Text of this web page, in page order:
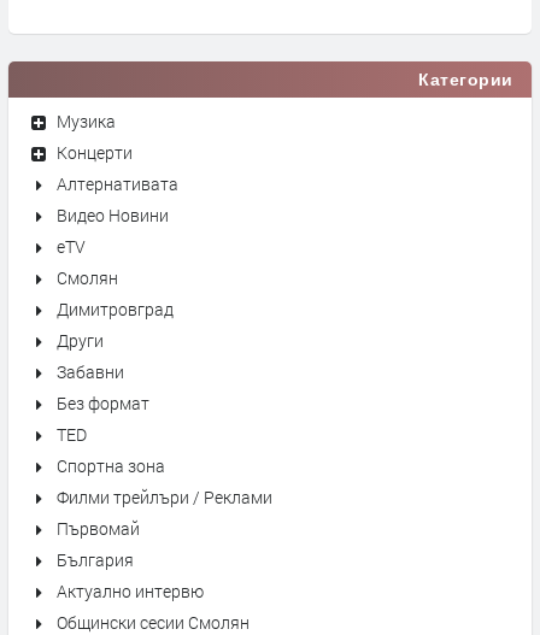
Категории
Музика
Концерти
Алтернативата
Видео Новини
eTV
Смолян
Димитровград
Други
Забавни
Без формат
TED
Спортна зона
Филми трейлъри / Реклами
Първомай
България
Актуално интервю
Общински сесии Смолян